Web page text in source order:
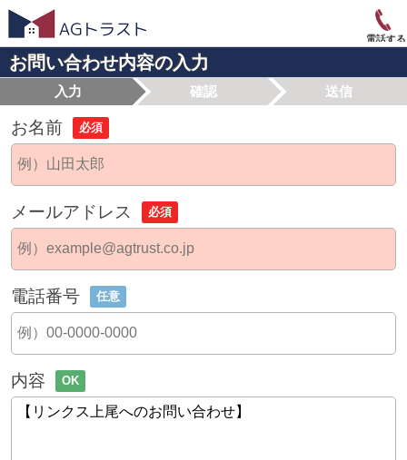
電話する
お問い合わせ内容の入力
入力 確認 送信
お名前 必須
メールアドレス 必須
電話番号 任意
内容 OK